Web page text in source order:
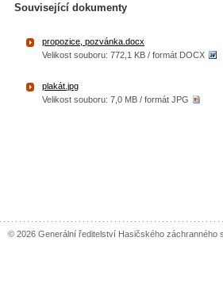
Související dokumenty
propozice, pozvánka.docx
Velikost souboru: 772,1 KB / formát DOCX
plakát.jpg
Velikost souboru: 7,0 MB / formát JPG
© 2026 Generální ředitelství Hasičského záchranného